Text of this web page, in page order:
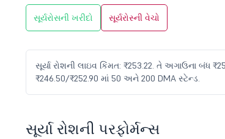
સૂર્યરોસની ખરીદો સૂર્યરોસ્ની વેચો
સૂર્યા રોશની લાઇવ કિંમત: ₹253.22. તે અગાઉના બંધ
₹246.50/₹252.90 માં 50 અને 200 DMA સ્ટેન્ડ.
સૂર્યા રોશની પરફોર્મન્સ